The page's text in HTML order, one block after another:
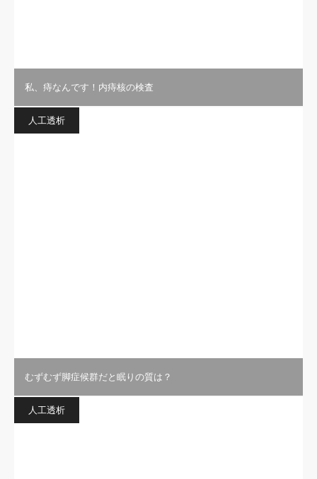
私、痔なんです！内痔核の検査
人工透析
むずむず脚症候群だと眠りの質は？
人工透析